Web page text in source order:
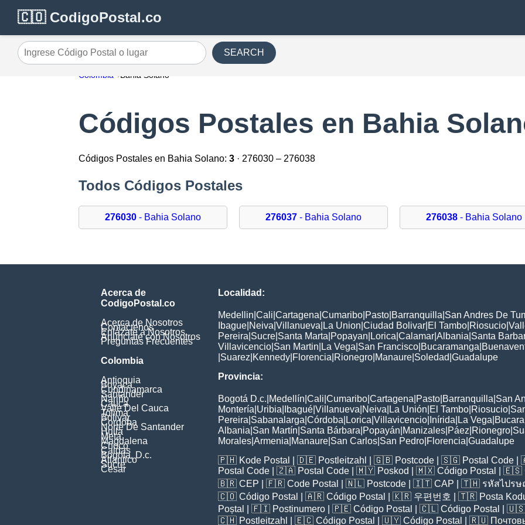
🇨🇴 CodigoPostal.co
Ingrese Código Postal o lugar SEARCH
Colombia Bahia Solano
Códigos Postales en Bahia
Códigos Postales en Bahia Solano:3 · 276030 – 276038
Todos Códigos Postales
276030 - Bahia Solano 276037 - Bahia Solano 276038- Bahia Solano
Acerca de
CodigoPostal.co
Acerca de Nosotros
Contáctenos
Enlázate a Nosotros
Anúnciate con Nosotros
Preguntas Frecuentes
Colombia
Antioquia
Boyaca
Cundinamarca
Santander
Nariño
Cauca
Valle Del Cauca
Tolima
Bolivar
Cordoba
Norte De Santander
Huila
Meta
Magdalena
Choco
Caldas
Bogota, D.c.
Atlantico
Sucre
Cesar
Localidad:
Medellin Cali Cartagena Cumaribo Pasto Barranquilla San Andres De
Ibague Neiva Villanueva La Union Ciudad Bolivar El Tambo Riosucio
Pereira Sucre Santa Marta Popayan Lorica Calamar Albania Santa
Villavicencio San Martin La Vega San Francisco Bucaramanga
Suarez Kennedy Florencia Rionegro Manaure Soledad Guadalupe
Provincia:
Bogotá D.c. Medellín Cali Cumaribo Cartagena Pasto Barranquilla San
Montería Uribia Ibagué Villanueva Neiva La Unión El Tambo Riosucio
Pereira Sabanalarga Córdoba Lorica Villavicencio Inírida La Vega
Albania San Martín Santa Bárbara Popayán Manizales Páez Rionegro
Morales Armenia Manaure San Carlos San Pedro Florencia Guadalupe
🇵🇭 Kode Postal | 🇩🇪 Postleitzahl | 🇬🇧 Postcode | 🇸🇬 Postal Code |
Postal Code | 🇿🇦 Postal Code | 🇲🇾 Poskod | 🇲🇽 Código Postal | 🇪🇸
🇧🇷 CEP | 🇫🇷 Code Postal | 🇳🇱 Postcode | 🇮🇹 CAP | 🇹🇭 รหัสไปร
🇨🇴 Código Postal | 🇦🇷 Código Postal | 🇰🇷 우편번호 | 🇹🇷 Posta
Poștal
| 🇫🇮 Postinumero | 🇵🇪 Código Postal | 🇨🇱 Código Postal
|
🇨🇭 Postleitzahl | 🇪🇨 Código Postal | 🇺🇾 Código Postal | 🇷🇺